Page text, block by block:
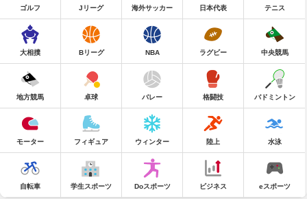
ゴルフ Jリーグ 海外サッカー 日本代表 テニス
大相撲 Bリーグ NBA ラグビー 中央競馬
地方競馬 卓球 バレー 格闘技 バドミントン
モーター フィギュア ウィンター 陸上 水泳
自転車 学生スポーツ Doスポーツ ビジネス eスポーツ